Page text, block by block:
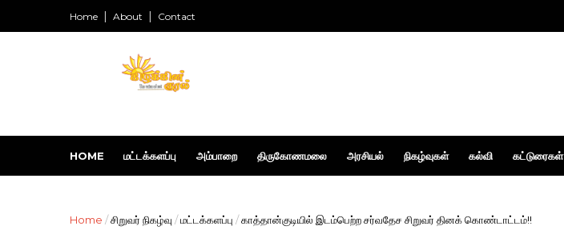
Home About Contact
HOME மட்டக்களப்பு அம்பாறை திருகோணமலை அரசியல் நிகழ்வுகள் கல்வி கட்டுரைகள்
Home /சிறுவர் நிகழ்வு /மட்டக்களப்பு /காத்தான்குடியில் இடம்பெற்ற சர்வதேச சிறுவர் தினக் கொண்டாட்டம்!!